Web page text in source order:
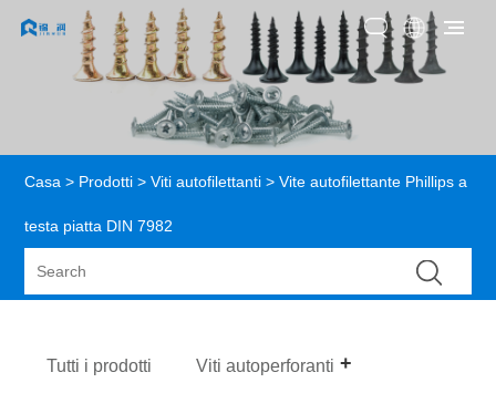
Casa > Prodotti >Viti autofilettanti > Vite autofilettante Phillips a
testa piatta DIN 7982
Tutti i prodotti Viti autoperforanti